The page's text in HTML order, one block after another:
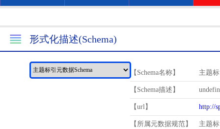
形式化描述(Schema)
【Schema名称】 主题
【Schema描述】
【url】 http://
【所属元数据规范】 主题